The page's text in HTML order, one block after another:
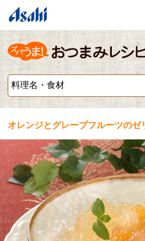
オレンジとグレープフルーツのゼ